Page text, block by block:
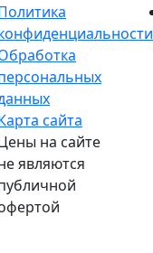
сайта
на сайте
являются